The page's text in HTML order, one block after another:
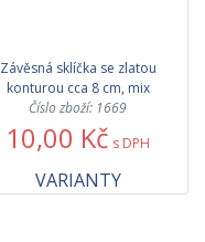
Závěsná sklíčka se zlatou
konturou cca 8 cm, mix
Číslo zboží: 1669
10,00 Kč s DPH
VARIANTY